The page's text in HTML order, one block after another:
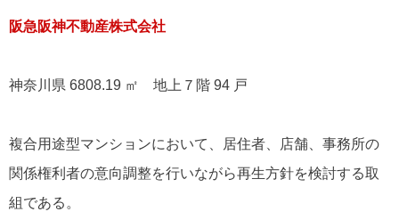
阪急阪神不動産株式会社
神奈川県 6808.19 ㎡ 地上７階 94 戸
複合用途型マンションにおいて、居住者、店舗、事務所の
関係権利者の意向調整を行いながら再生方針を検討する取
組である。